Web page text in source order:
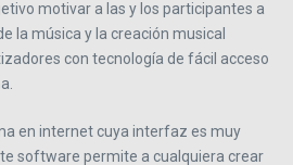
motivar a las y los participantes a
la música y la creación musical
con tecnología de fácil acceso
en internet cuya interfaz es muy
software permite a cualquiera crear